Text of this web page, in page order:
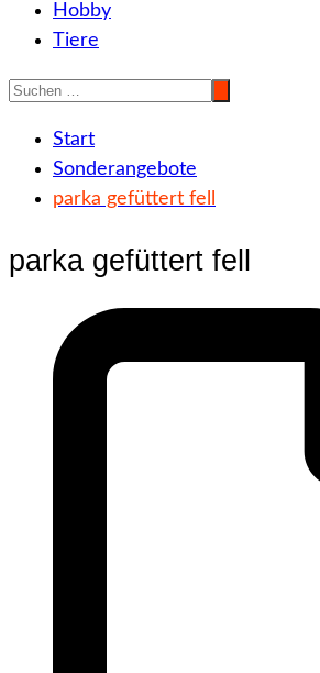
Hobby
Tiere
Start
Sonderangebote
parka gefüttert fell
parka gefüttert fell